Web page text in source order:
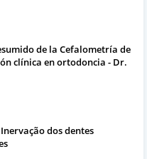
de la Cefalometría de
clínica en ortodoncia - Dr.
dos dentes